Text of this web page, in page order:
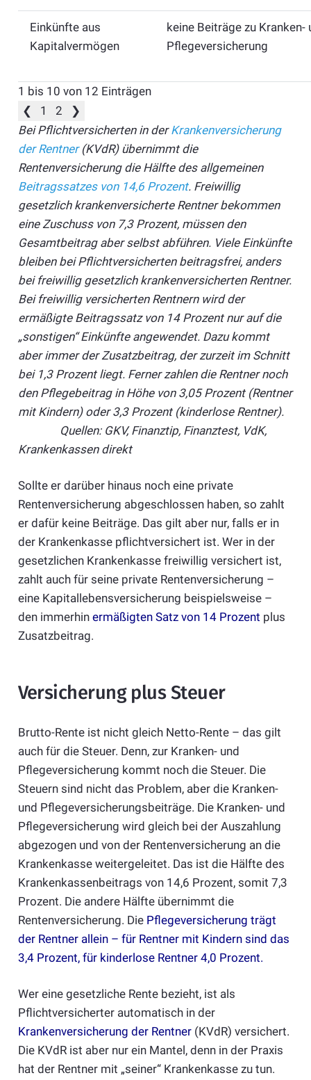
Einkünfte aus
Kapitalvermögen
keine Beiträge zu Kranken-
Pflegeversicherung
1 bis 10 von 12 Einträgen
❮
1 2
❯
Bei Pflichtversicherten in derKrankenversicherung
der Rentner(KVdR) übernimmt die
Rentenversicherung die Hälfte des allgemeinen
Beitragssatzes von 14,6 Prozent. Freiwillig
gesetzlich krankenversicherte Rentner bekommen
eine Zuschuss von 7,3 Prozent, müssen den
Gesamtbeitrag aber selbst abführen. Viele Einkünfte
bleiben bei Pflichtversicherten beitragsfrei, anders
bei freiwillig gesetzlich krankenversicherten Rentner.
Bei freiwillig versicherten Rentnern wird der
ermäßigte Beitragssatz von 14 Prozent nur auf die
„sonstigen“ Einkünfte angewendet. Dazu kommt
aber immer der Zusatzbeitrag, der zurzeit im Schnitt
bei 1,3 Prozent liegt. Ferner zahlen die Rentner noch
den Pflegebeitrag in Höhe von 3,05 Prozent (Rentner
mit Kindern) oder 3,3 Prozent (kinderlose Rentner).
Quellen: GKV, Finanztip, Finanztest, VdK,
Krankenkassen direkt
Sollte er darüber hinaus noch eine private
Rentenversicherung abgeschlossen haben, so zahlt
er dafür keine Beiträge. Das gilt aber nur, falls er in
der Krankenkasse pflichtversichert ist. Wer in der
gesetzlichen Krankenkasse freiwillig versichert ist,
zahlt auch für seine private Rentenversicherung –
eine Kapitallebensversicherung beispielsweise –
den immerhin ermäßigten Satz von 14 Prozent plus
Zusatzbeitrag.
Versicherung plus Steuer
Brutto-Rente ist nicht gleich Netto-Rente – das gilt
auch für die Steuer. Denn, zur Kranken- und
Pflegeversicherung kommt noch die Steuer. Die
Steuern sind nicht das Problem, aber die Kranken-
und Pflegeversicherungsbeiträge. Die Kranken- und
Pflegeversicherung wird gleich bei der Auszahlung
abgezogen und von der Rentenversicherung an die
Krankenkasse weitergeleitet. Das ist die Hälfte des
Krankenkassenbeitrags von 14,6 Prozent, somit 7,3
Prozent. Die andere Hälfte übernimmt die
Rentenversicherung. Die Pflegeversicherung trägt
der Rentner allein – für Rentner mit Kindern sind das
3,4 Prozent, für kinderlose Rentner 4,0 Prozent.
Wer eine gesetzliche Rente bezieht, ist als
Pflichtversicherter automatisch in der
Krankenversicherung der Rentner(KVdR) versichert.
Die KVdR ist aber nur ein Mantel, denn in der Praxis
hat der Rentner mit „seiner“ Krankenkasse zu tun.